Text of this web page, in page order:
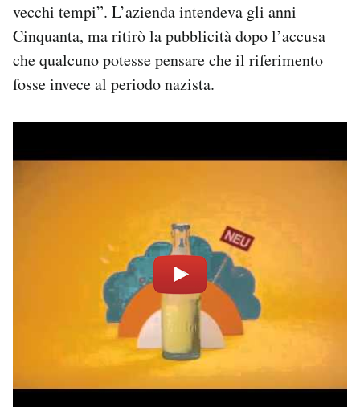
vecchi tempi”. L’azienda intendeva gli anni
Cinquanta, ma ritirò la pubblicità dopo l’accusa
che qualcuno potesse pensare che il riferimento
fosse invece al periodo nazista.